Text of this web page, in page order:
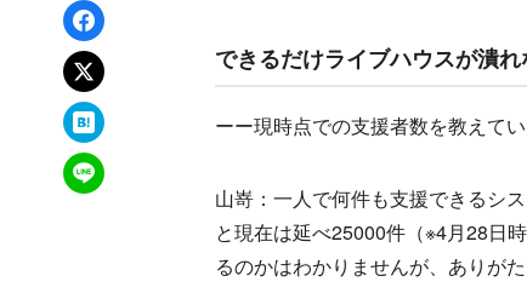
Facebookでシェア
xでポスト
はてなブックマーク
LINEで送る
できるだけライブハウスが潰
ーー現時点での支援者数を教えてい
山嵜：一人で何件も支援できるシ
と現在は延べ25000件（※4月28日
るのかはわかりませんが、ありがた